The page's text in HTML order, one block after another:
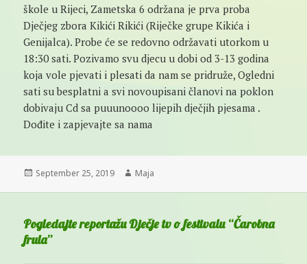
škole u Rijeci, Zametska 6 održana je prva proba
Dječjeg zbora Kikići Rikići (Riječke grupe Kikića i
Genijalca). Probe će se redovno održavati utorkom u
18:30 sati. Pozivamo svu djecu u dobi od 3-13 godina
koja vole pjevati i plesati da nam se pridruže, Ogledni
sati su besplatni a svi novoupisani članovi na poklon
dobivaju Cd sa puuunoooo lijepih dječjih pjesama .
Dođite i zapjevajte sa nama
Posted
September 25, 2019 Author
Maja
Pogledajte reportažu Dječje tv o festivalu “Čarobna
frula”